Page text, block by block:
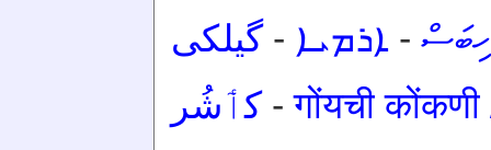
گیلکی- ܐܪܡܝܐ -
کٲشُر-गोंयची